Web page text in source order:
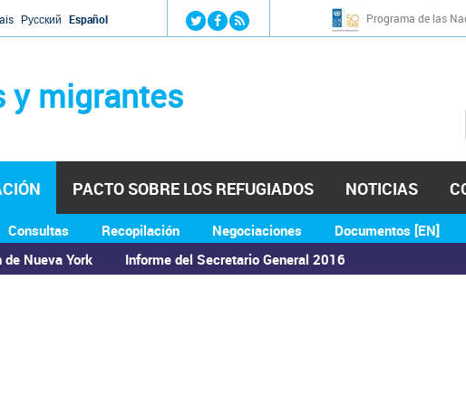
Jump to navigation
Русский Español Programa de las
y migrantes
de Nueva York Informe del Secretario General 2016
Consultas Recopilación Negociaciones Documentos [EN]
PACTO SOBRE LOS REFUGIADOS NOTICIAS